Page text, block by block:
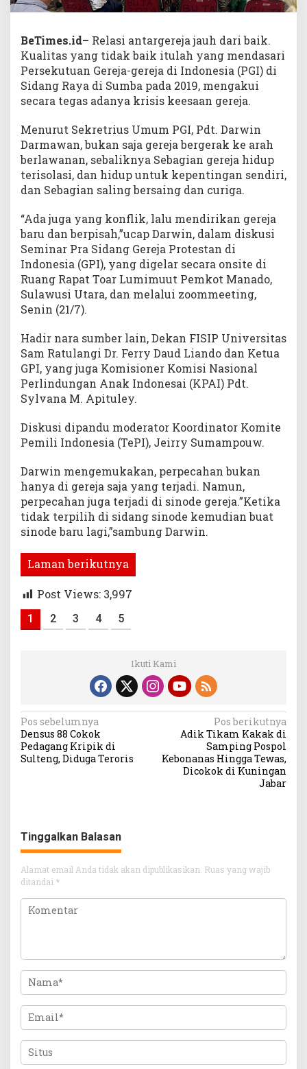
BeTimes.id– Relasi antargereja jauh dari baik.
Kualitas yang tidak baik itulah yang mendasari
Persekutuan Gereja-gereja di Indonesia (PGI) di
Sidang Raya di Sumba pada 2019, mengakui
secara tegas adanya krisis keesaan gereja.
Menurut Sekretrius Umum PGI, Pdt. Darwin
Darmawan, bukan saja gereja bergerak ke arah
berlawanan, sebaliknya Sebagian gereja hidup
terisolasi, dan hidup untuk kepentingan sendiri,
dan Sebagian saling bersaing dan curiga.
“Ada juga yang konflik, lalu mendirikan gereja
baru dan berpisah,”ucap Darwin, dalam diskusi
Seminar Pra Sidang Gereja Protestan di
Indonesia (GPI), yang digelar secara onsite di
Ruang Rapat Toar Lumimuut Pemkot Manado,
Sulawusi Utara, dan melalui zoommeeting,
Senin (21/7).
Hadir nara sumber lain, Dekan FISIP Universitas
Sam Ratulangi Dr. Ferry Daud Liando dan Ketua
GPI, yang juga Komisioner Komisi Nasional
Perlindungan Anak Indonesai (KPAI) Pdt.
Sylvana M. Apituley.
Diskusi dipandu moderator Koordinator Komite
Pemili Indonesia (TePI), Jeirry Sumampouw.
Darwin mengemukakan, perpecahan bukan
hanya di gereja saja yang terjadi. Namun,
perpecahan juga terjadi di sinode gereja.”Ketika
tidak terpilih di sidang sinode kemudian buat
sinode baru lagi,”sambung Darwin.
Laman berikutnya
Post Views: 3,997
1 2 3 4 5
Ikuti Kami
Navigasi
pos
Pos sebelumnya
Densus 88 Cokok
Pedagang Kripik di
Sulteng, Diduga Teroris
Pos berikutnya
Adik Tikam Kakak di
Samping Pospol
Kebonanas Hingga Tewas,
Dicokok di Kuningan
Jabar
Tinggalkan Balasan
Alamat email Anda tidak akan dipublikasikan. Ruas yang wajib
ditandai *